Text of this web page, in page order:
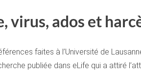
virus, ados et
faites à l’Université de
publiée dans eLife qui a attiré